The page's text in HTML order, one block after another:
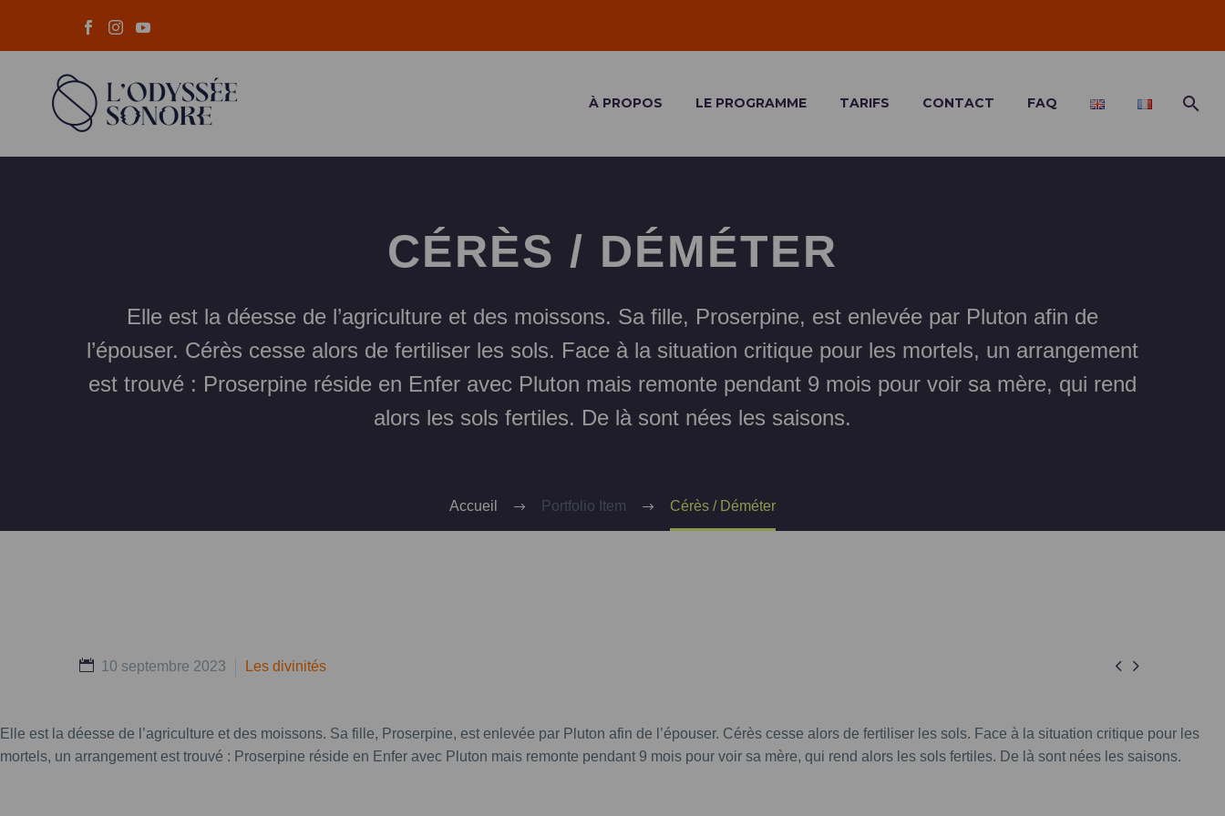
À PROPOS LE PROGRAMME TARIFS CONTACT FAQ
CÉRÈS / DÉMÉTER
Elle est la déesse de l’agriculture et des moissons. Sa fille, Proserpine, est enlevée par Pluton afin de
l’épouser. Cérès cesse alors de fertiliser les sols. Face à la situation critique pour les mortels, un arrangement
est trouvé : Proserpine réside en Enfer avec Pluton mais remonte pendant 9 mois pour voir sa mère, qui rend
alors les sols fertiles. De là sont nées les saisons.
Accueil Portfolio Item Cérès / Déméter
 
10 septembre 2023 Les divinités
Elle est la déesse de l’agriculture et des moissons. Sa fille, Proserpine, est enlevée par Pluton afin de l’épouser. Cérès cesse alors de fertiliser les sols. Face à la situation critique pour les
mortels, un arrangement est trouvé : Proserpine réside en Enfer avec Pluton mais remonte pendant 9 mois pour voir sa mère, qui rend alors les sols fertiles. De là sont nées les saisons.